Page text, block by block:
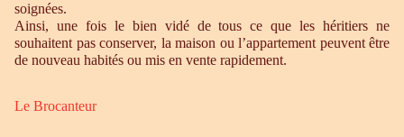
soignées.
Ainsi, une fois le bien vidé de tous ce que les héritiers ne
souhaitent pas conserver, la maison ou l’appartement peuvent être
de nouveau habités ou mis en vente rapidement.
Le Brocanteur